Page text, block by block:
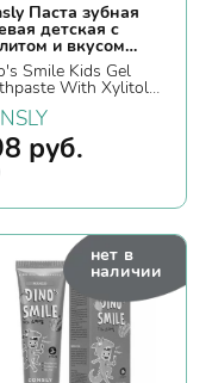
Паста зубная
детская c
и вкусом
Smile Kids Gel
With Xylitol
Strawberry, 60гр.
руб.
нет в
наличии